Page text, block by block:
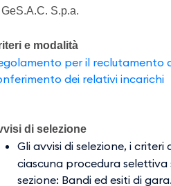
S.p.a.
e modalità
per il reclutamento
dei relativi incarichi
di selezione
Gli avvisi di selezione, i criteri
ciascuna procedura
sezione: Bandi ed esiti di gara.